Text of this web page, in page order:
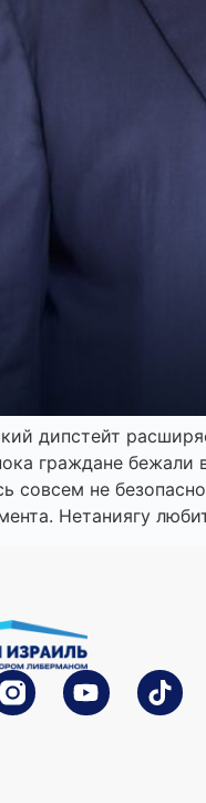
дипстейт
граждане бежали
совсем не
Нетаниягу